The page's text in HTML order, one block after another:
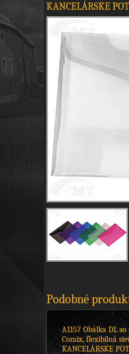
KANCELÁRSKE
Podobné
A1157 Obálka DL
Comix, flexibilná
KANCELÁRSKE